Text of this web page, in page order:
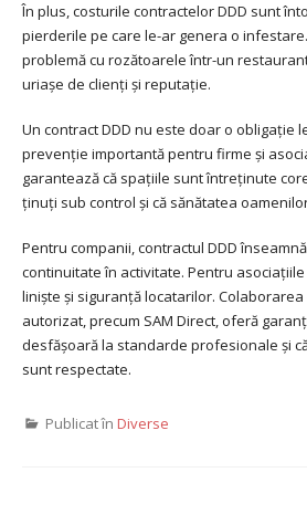
În plus, costurile contractelor DDD sunt
pierderile pe care le-ar genera o
problemă cu rozătoarele într-un
uriașe de clienți și reputație.
Un contract DDD nu este doar o obligație
prevenție importantă pentru firme și
garantează că spațiile sunt întreținute
ținuți sub control și că sănătatea
Pentru companii, contractul DDD
continuitate în activitate. Pentru
liniște și siguranță locatarilor.
autorizat, precum SAM Direct, oferă
desfășoară la standarde profesionale și
sunt respectate.
Publicat în Diverse